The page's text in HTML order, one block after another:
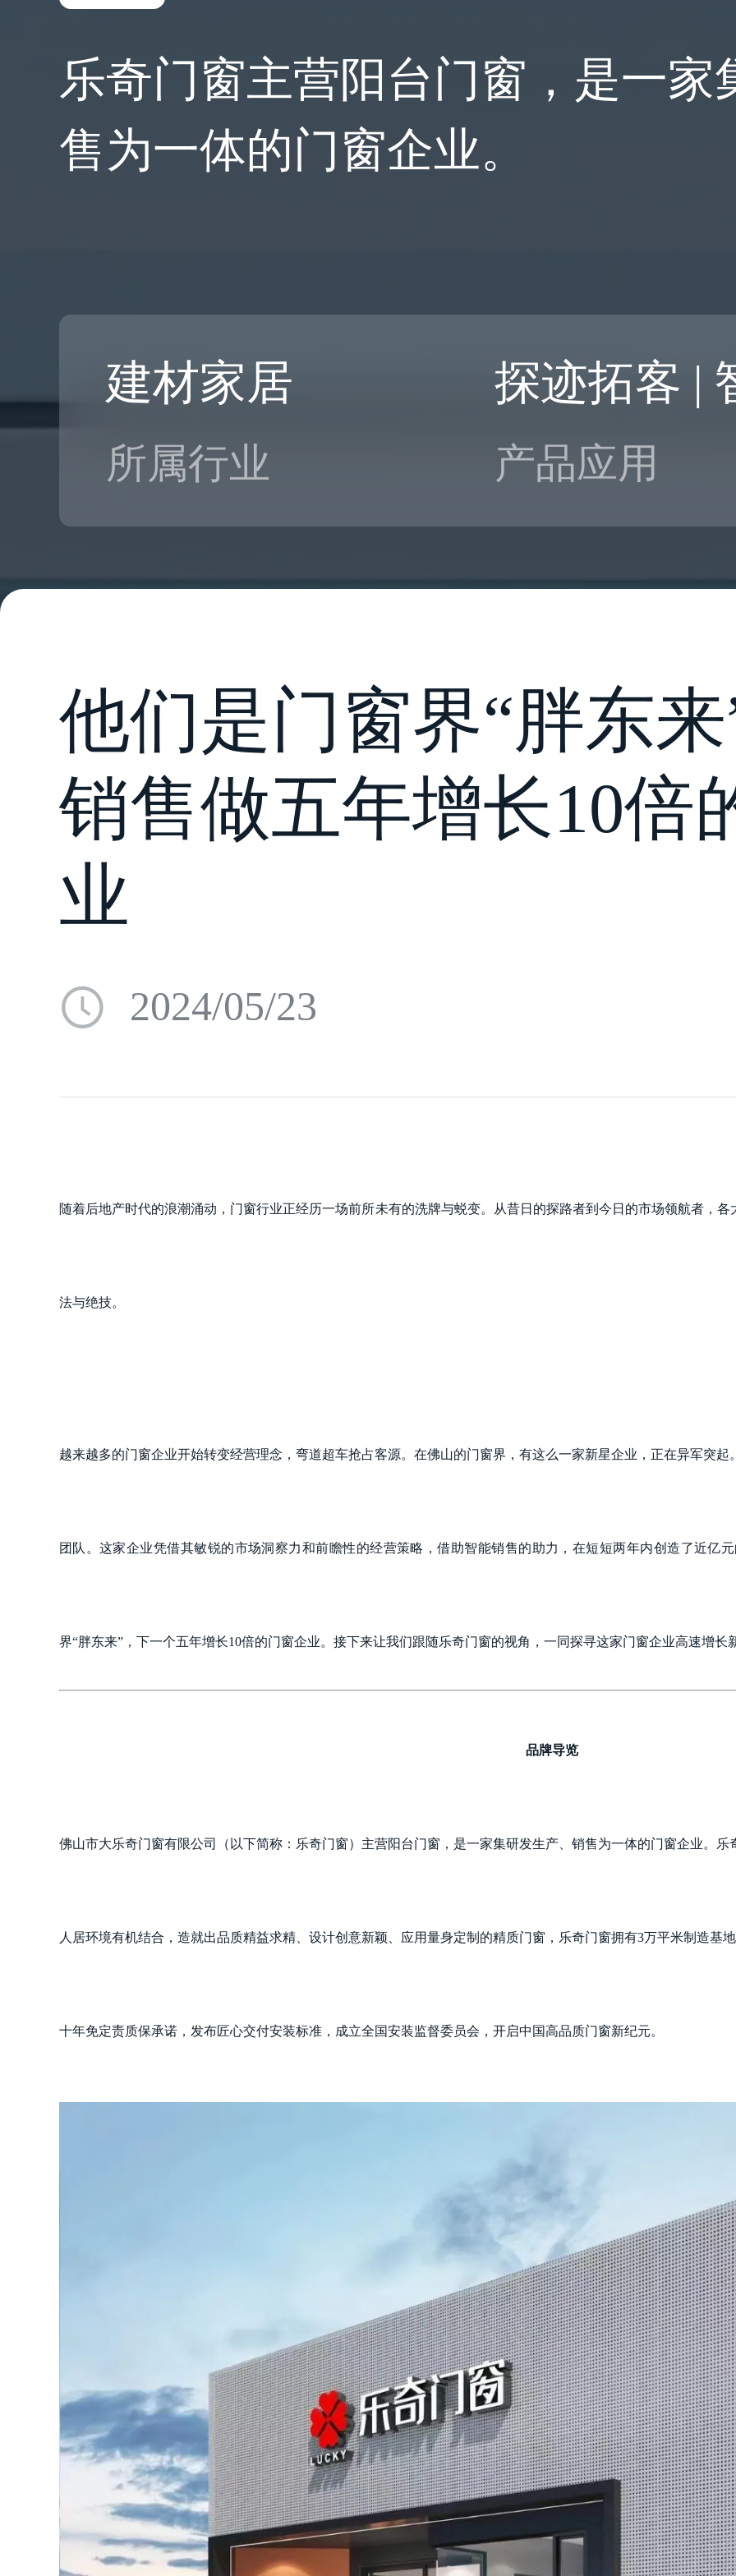
乐奇门窗主营阳台门窗，是一家
售为一体的门窗企业。
建材家居
所属行业
探迹拓客 |
产品应用
他们是门窗界“胖东
销售做五年增长10倍
业
2024/05/23
随着后地产时代的浪潮涌动，门窗行业正经历一场前所未有的洗牌与蜕变。从昔日的探路者到今日的市场领航者，
法与绝技。
越来越多的门窗企业开始转变经营理念，弯道超车抢占客源。在佛山的门窗界，有这么一家新星企业，正在异军突
团队。这家企业凭借其敏锐的市场洞察力和前瞻性的经营策略，借助智能销售的助力，在短短两年内创造了近亿
界“胖东来”，下一个五年增长10倍的门窗企业。接下来让我们跟随乐奇门窗的视角，一同探寻这家门窗企业高速增长
品牌导览
佛山市大乐奇门窗有限公司（以下简称：乐奇门窗）主营阳台门窗，是一家集研发生产、销售为一体的门窗企业。
人居环境有机结合，造就出品质精益求精、设计创意新颖、应用量身定制的精质门窗，乐奇门窗拥有3万平米制造基
十年免定责质保承诺，发布匠心交付安装标准，成立全国安装监督委员会，开启中国高品质门窗新纪元。